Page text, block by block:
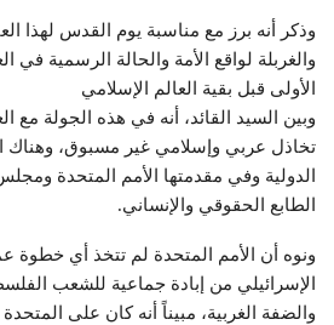
وذكر أنه برز مع مناسبة يوم القدس لهذا
والغربلة لواقع الأمة والحالة الرسمية في
الأولى قبل بقية العالم الإسلامي
وبين السيد القائد، أنه في هذه الجولة مع
تخاذل عربي وإسلامي غير مسبوق،
الدولية وفي مقدمتها الأمم المتحدة
الطابع الحقوقي والإنساني.
ونوه أن الأمم المتحدة لم تتخذ أي خطوة
الإسرائيلي من إبادة جماعية للشعب
والضفة الغربية، مبيناً أنه كان على